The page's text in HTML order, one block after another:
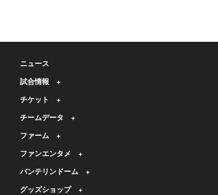
ニュース
試合情報
チケット
チームデータ
ファーム
ファンエンタメ
バンテリンドーム
グッズショップ